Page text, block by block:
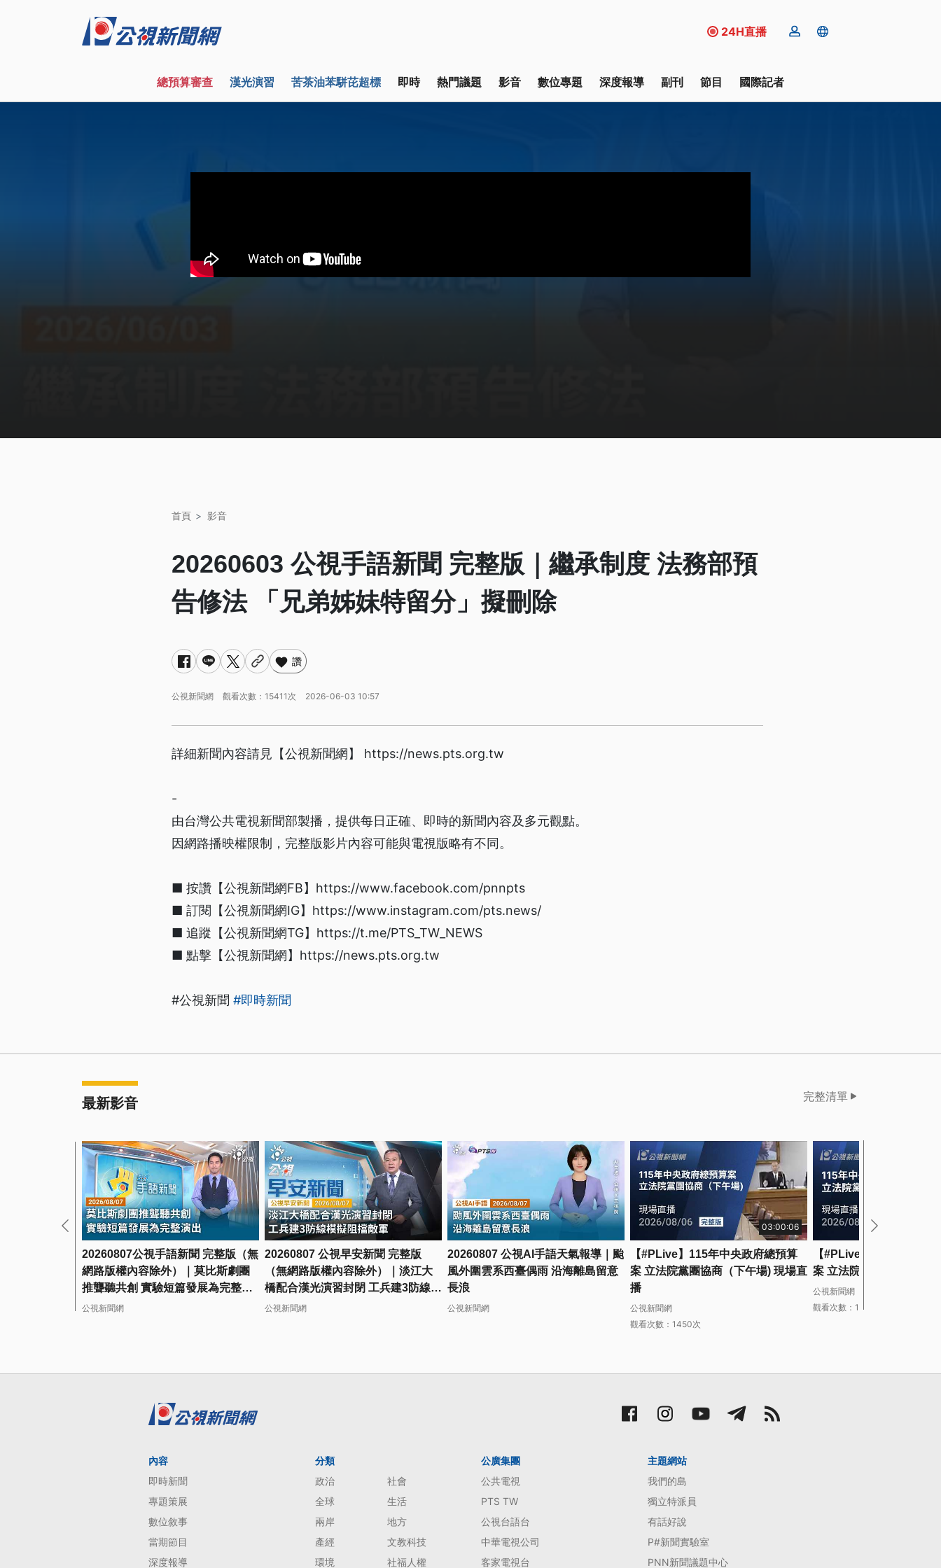
24H直播
總預算審查 漢光演習 苦茶油苯駢芘超標 即時 熱門議題 影音 數位專題 深度報導 副刊 節目 國際記者
首頁 影音
20260603 公視手語新聞 完整版｜繼承制度 法務部預
告修法 「兄弟姊妹特留分」擬刪除
讚
公視新聞網 觀看次數：15411次 2026-06-03 10:57
詳細新聞內容請見【公視新聞網】 https://news.pts.org.tw
-
由台灣公共電視新聞部製播，提供每日正確、即時的新聞內容及多元觀點。
因網路播映權限制，完整版影片內容可能與電視版略有不同。
■ 按讚【公視新聞網FB】https://www.facebook.com/pnnpts
■ 訂閱【公視新聞網IG】https://www.instagram.com/pts.news/
■ 追蹤【公視新聞網TG】https://t.me/PTS_TW_NEWS
■ 點擊【公視新聞網】https://news.pts.org.tw
#公視新聞 #即時新聞
最新影音 完整清單
20260807公視手語新聞 完整版（無
網路版權內容除外）｜莫比斯劇團
推聾聽共創 實驗短篇發展為完整演
出
公視新聞網
20260807 公視早安新聞 完整版
（無網路版權內容除外）｜淡江大
橋配合漢光演習封閉 工兵建3防線模
擬阻擋敵軍
公視新聞網
20260807 公視AI手語天氣報導｜颱
風外圍雲系西臺偶雨 沿海離島留意
長浪
公視新聞網
03:00:06
【#PLive】115年中央政府總預算
案 立法院黨團協商（下午場) 現場直
播
公視新聞網
觀看次數：1450次
【#PLive】115年中央政
案 立法院黨團協商 現場
公視新聞網
觀看次數：1364次
內容
即時新聞
專題策展
數位敘事
當期節目
深度報導
分類
政治
社會
全球
生活
兩岸
地方
產經
文教科技
環境
社福人權
公廣集團
公共電視
PTS TW
公視台語台
中華電視公司
客家電視台
主題網站
我們的島
獨立特派員
有話好說
P#新聞實驗室
PNN新聞議題中心